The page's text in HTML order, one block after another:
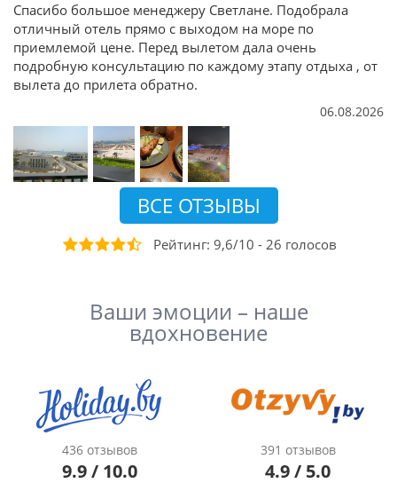
Спасибо большое менеджеру Светлане. Подобрала
отличный отель прямо с выходом на море по
приемлемой цене. Перед вылетом дала очень
подробную консультацию по каждому этапу отдыха , от
вылета до прилета обратно.
06.08.2026
ВСЕ ОТЗЫВЫ
Рейтинг: 9,6/10 - 26 голосов
Ваши эмоции – наше
вдохновение
436 отзывов
9.9 / 10.0
391 отзывов
4.9 / 5.0